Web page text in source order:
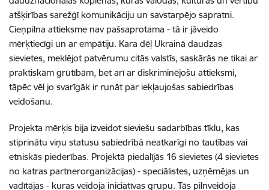
atšķirības sarežģī komunikāciju un savstarpējo sapratni.
Cieņpilna attieksme nav pašsaprotama - tā ir jāveido
mērķtiecīgi un ar empātiju. Kara dēļ Ukrainā daudzas
sievietes, meklējot patvērumu citās valstīs, saskārās ne tikai ar
praktiskām grūtībām, bet arī ar diskriminējošu attieksmi,
tāpēc vēl jo svarīgāk ir runāt par iekļaujošas sabiedrības
veidošanu.
Projekta mērķis bija izveidot sieviešu sadarbības tīklu, kas
stiprinātu viņu statusu sabiedrībā neatkarīgi no tautības vai
etniskās piederības. Projektā piedalījās 16 sievietes (4 sievietes
no katras partnerorganizācijas) - speciālistes, uzņēmējas un
vadītājas - kuras veidoja iniciatīvas grupu. Tās pilnveidoja